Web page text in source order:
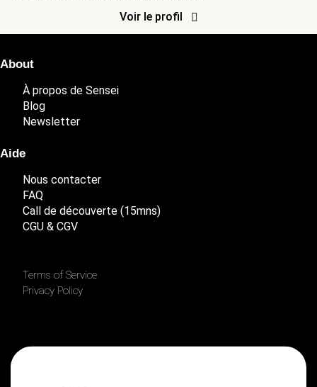
Voir le profil
About
À propos de Sensei
Blog
Newsletter
Aide
Nous contacter
FAQ
Call de découverte (15mns)
CGU & CGV
Terms of Service
Privacy Policy